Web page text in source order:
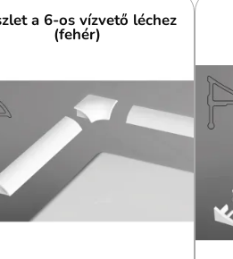
a 6-os vízvető léchez
(fehér)